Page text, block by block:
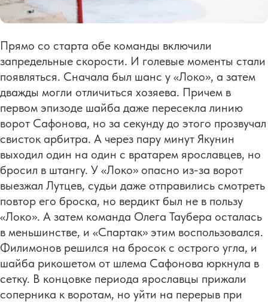
Прямо со старта обе команды включили
запредельные скорости. И голевые моменты стали
появляться. Сначала был шанс у «Локо», а затем
дважды могли отличиться хозяева. Причем в
первом эпизоде шайба даже пересекла линию
ворот Сафонова, но за секунду до этого прозвучал
свисток арбитра. А через пару минут Якунин
выходил один на один с вратарем ярославцев, но
бросил в штангу. У «Локо» опасно из-за ворот
выезжал Лутцев, судьи даже отправились смотреть
повтор его броска, но вердикт был не в пользу
«Локо». А затем команда Олега Таубера осталась
в меньшинстве, и «Спартак» этим воспользовался.
Филимонов решился на бросок с острого угла, и
шайба рикошетом от шлема Сафонова юркнула в
сетку. В концовке периода ярославцы прижали
соперника к воротам, но уйти на перерыв при